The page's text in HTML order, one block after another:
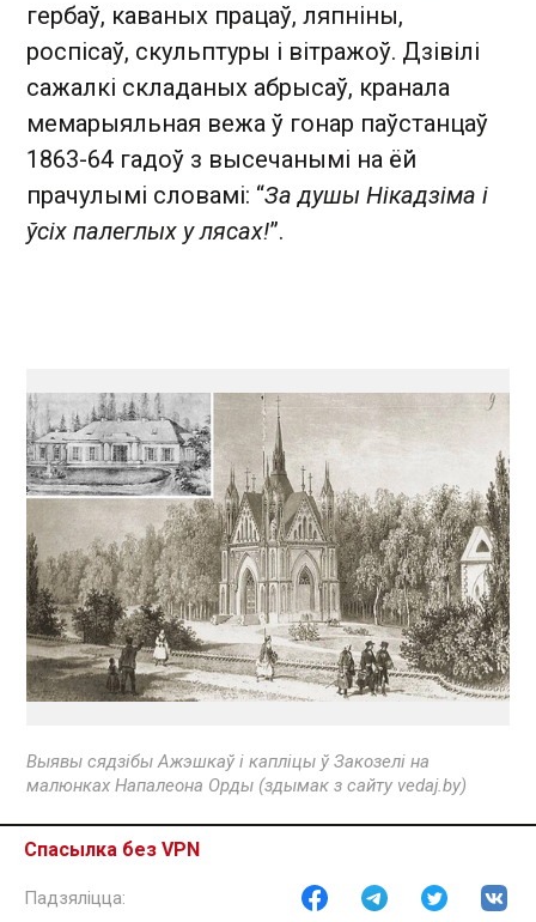
гербаў, каваных працаў, ляпніны,
роспісаў, скульптуры і вітражоў. Дзівілі
сажалкі складаных абрысаў, кранала
мемарыяльная вежа ў гонар паўстанцаў
1863-64 гадоў з высечанымі на ёй
прачулымі словамі: “За душы Нікадзіма і
ўсіх палеглых у лясах!”.
Выявы сядзібы Ажэшкаў і капліцы ў Закозелі на
малюнках Напалеона Орды (здымак з сайту vedaj.by)
Згодна паданню, у другой палове ліпеня
Спасылка без VPN